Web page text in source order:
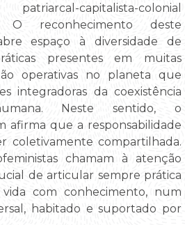
capitalista-colonial
O reconhecimento deste
espaço à diversidade de
presentes em muitas
operativas no planeta que
integradoras da coexistência
Neste sentido, o
afirma que a responsabilidade
coletivamente compartilhada.
chamam à atenção
de articular sempre prática
com conhecimento, num
habitado e suportado por